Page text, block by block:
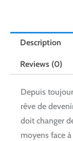
Description
Reviews (0)
Depuis
rêve de
doit changer
moyens face